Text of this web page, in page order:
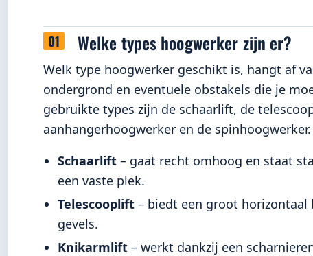
Welke types hoogwerker zijn er?
Welk type hoogwerker geschikt is, hangt af
ondergrond en eventuele obstakels die je
gebruikte types zijn de schaarlift, de
aanhangerhoogwerker en de spinhoogwerker.
Schaarlift– gaat recht omhoog en staat
een vaste plek.
Telescooplift– biedt een groot horizontaal
gevels.
Knikarmlift– werkt dankzij een